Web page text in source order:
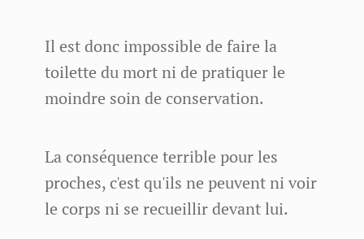
Il est donc impossible de faire la
toilette du mort ni de pratiquer le
moindre soin de conservation.
La conséquence terrible pour les
proches, c'est qu'ils ne peuvent ni voir
le corps ni se recueillir devant lui.